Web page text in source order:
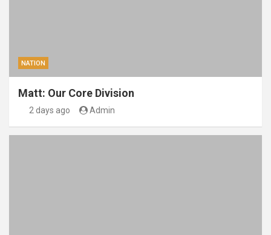
NATION
Matt: Our Core Division
2 days ago Admin